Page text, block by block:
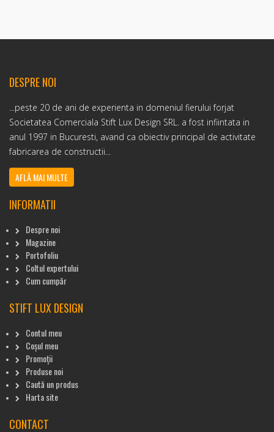
DESPRE NOI
...peste 20 de ani de experienta in domeniul fierului forjat
Societatea Comerciala Stift Lux Design SRL. a fost infiintata in
anul 1997 in Bucuresti, avand ca obiectiv principal de activitate
fabricarea de constructii...
AFLĂ MAI MULTE
INFORMATII
Despre noi
Magazine
Portofoliu
Coltul expertului
Cum cumpăr
STIFT LUX DESIGN
Contul meu
Coșul meu
Promoții
Produse noi
Caută un produs
Harta site
CONTACT